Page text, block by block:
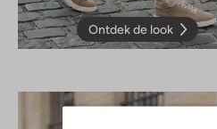
Ontdek de look